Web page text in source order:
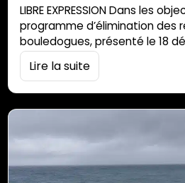
LIBRE EXPRESSION Dans les
programme d’élimination des
bouledogues, présenté le 18
conférence de presse, le
(CSR) affirme qu’il s’agit d’«
les autres espèces de
zones…
Lire la suite